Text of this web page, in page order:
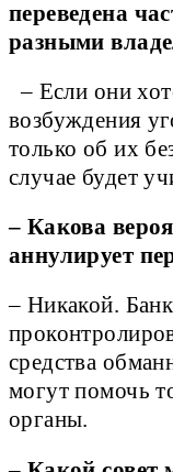
переведена
разными
– Если они
возбуждения
только об их
случае будет
– Какова
аннулирует
– Никакой.
средства
могут помочь
органы.